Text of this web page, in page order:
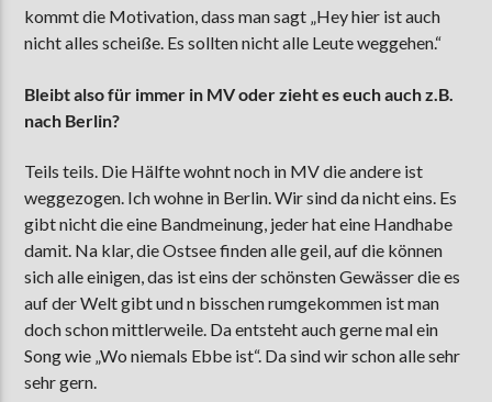
kommt die Motivation, dass man sagt „Hey hier ist auch
nicht alles scheiße. Es sollten nicht alle Leute weggehen.“
Bleibt also für immer in MV oder zieht es euch auch z.B.
nach Berlin?
Teils teils. Die Hälfte wohnt noch in MV die andere ist
weggezogen. Ich wohne in Berlin. Wir sind da nicht eins. Es
gibt nicht die eine Bandmeinung, jeder hat eine Handhabe
damit. Na klar, die Ostsee finden alle geil, auf die können
sich alle einigen, das ist eins der schönsten Gewässer die es
auf der Welt gibt und n bisschen rumgekommen ist man
doch schon mittlerweile. Da entsteht auch gerne mal ein
Song wie „Wo niemals Ebbe ist“. Da sind wir schon alle sehr
sehr gern.